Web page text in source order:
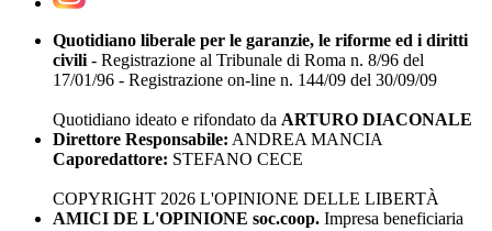
Quotidiano liberale per le garanzie, le riforme ed i diritti
civili - Registrazione al Tribunale di Roma n. 8/96 del
17/01/96 - Registrazione on-line n. 144/09 del 30/09/09
Quotidiano ideato e rifondato da ARTURO DIACONALE
Direttore Responsabile: ANDREA MANCIA
Caporedattore: STEFANO CECE
COPYRIGHT 2026 L'OPINIONE DELLE LIBERTÀ
AMICI DE L'OPINIONE soc.coop. Impresa beneficiaria